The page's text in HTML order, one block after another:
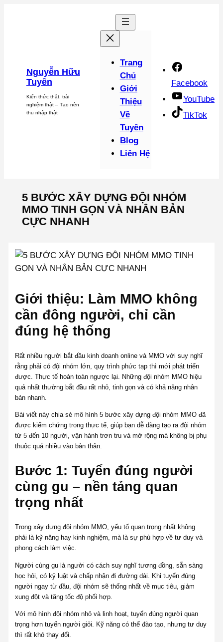
Nguyễn Hữu
Tuyên
Kiến thức thật, trải
nghiệm thật – Tạo nên
thu nhập thật
Trang
Chủ
Giới
Thiệu
Về
Tuyên
Blog
Liên Hệ
Facebook
YouTube
TikTok
5 BƯỚC XÂY DỰNG ĐỘI NHÓM
MMO TINH GỌN VÀ NHÂN BẢN
CỰC NHANH
Giới thiệu: Làm MMO không
cần đông người, chỉ cần
đúng hệ thống
Rất nhiều người bắt đầu kinh doanh online và MMO với suy nghĩ
rằng phải có đội nhóm lớn, quy trình phức tạp thì mới phát triển
được. Thực tế hoàn toàn ngược lại. Những đội nhóm MMO hiệu
quả nhất thường bắt đầu rất nhỏ, tinh gọn và có khả năng nhân
bản nhanh.
Bài viết này chia sẻ mô hình 5 bước xây dựng đội nhóm MMO đã
được kiểm chứng trong thực tế, giúp bạn dễ dàng tạo ra đội nhóm
từ 5 đến 10 người, vận hành trơn tru và mở rộng mà không bị phụ
thuộc quá nhiều vào bản thân.
Bước 1: Tuyển đúng người
cùng gu – nền tảng quan
trọng nhất
Trong xây dựng đội nhóm MMO, yếu tố quan trọng nhất không
phải là kỹ năng hay kinh nghiệm, mà là sự phù hợp về tư duy và
phong cách làm việc.
Người cùng gu là người có cách suy nghĩ tương đồng, sẵn sàng
học hỏi, có kỷ luật và chấp nhận đi đường dài. Khi tuyển đúng
người ngay từ đầu, đội nhóm sẽ thống nhất về mục tiêu, giảm
xung đột và tăng tốc độ phối hợp.
Với mô hình đội nhóm nhỏ và linh hoạt, tuyển đúng người quan
trọng hơn tuyển người giỏi. Kỹ năng có thể đào tạo, nhưng tư duy
thì rất khó thay đổi.